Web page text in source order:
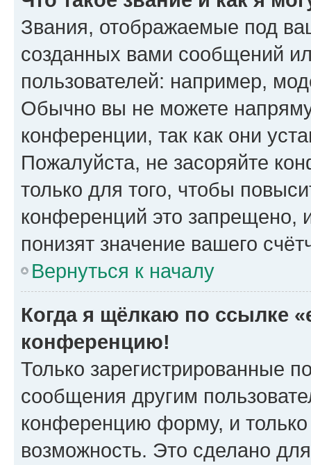
Звания, отображаемые под
созданных вами сообщений
пользователей: например,
Обычно вы не можете
конференции, так как они
Пожалуйста, не засоряйте
только для того, чтобы
конференций это запрещено,
понизят значение вашего
Вернуться к началу
Когда я щёлкаю по ссылке
конференцию!
Только зарегистрированные
сообщения другим
конференцию форму, и
возможность. Это сделано